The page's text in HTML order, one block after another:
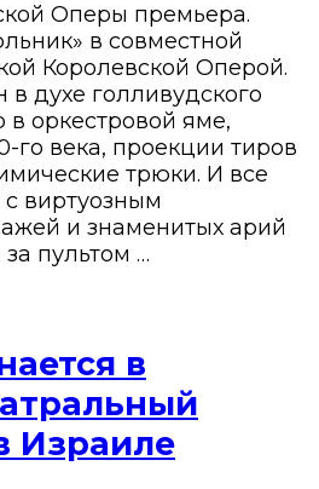
Оперы премьера.
в совместной
Королевской Оперой.
в духе голливудского
в оркестровой яме,
го века, проекции тиров
трюки. И все
виртуозным
и знаменитых арий
пультом …
в
Израиле